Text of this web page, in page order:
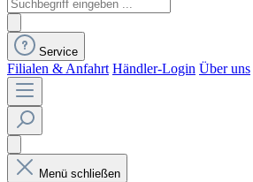
Service
Filialen & Anfahrt Händler-Login Über uns
Menü schließen